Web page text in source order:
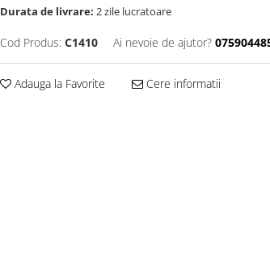
Durata de livrare: 2 zile lucratoare
Cod Produs: C1410 Ai nevoie de ajutor?
Adauga la Favorite Cere informatii